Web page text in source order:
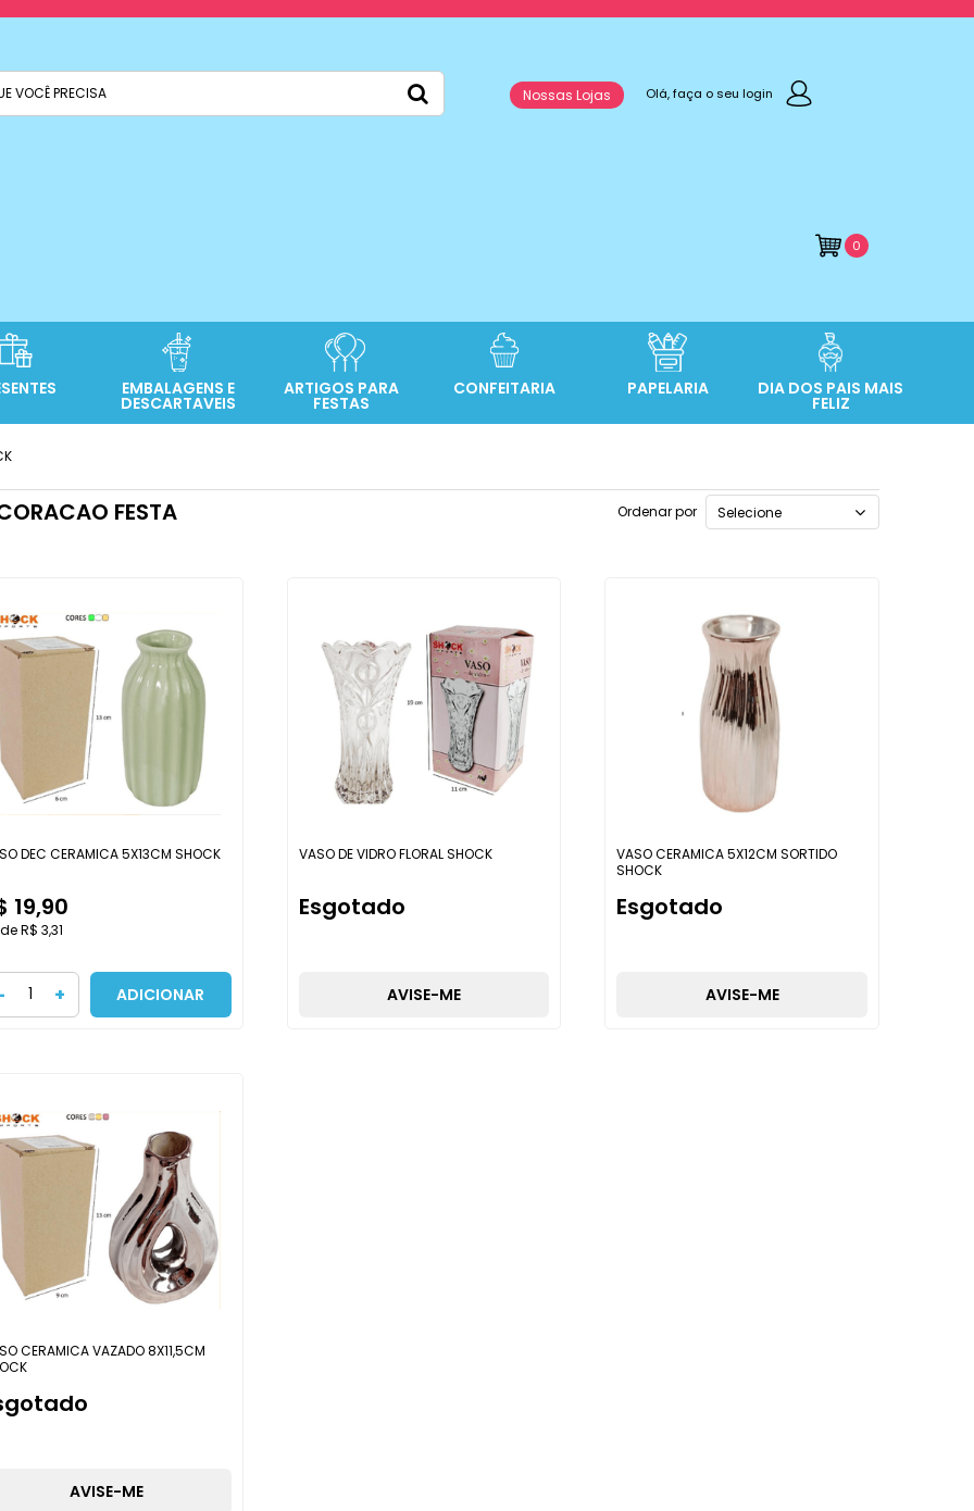
Nossas Lojas Olá, faça o seu login
0
EMBALAGENS E
DESCARTAVEIS
ARTIGOS PARA
FESTAS
CONFEITARIA PAPELARIA DIA DOS PAIS MAIS
FELIZ
FESTA Ordenar por Selecione
DEC CERAMICA 5X13CM SHOCK
19,90
R$ 3,31
+ ADICIONAR
VASO DE VIDRO FLORAL SHOCK
Esgotado
AVISE-ME
VASO CERAMICA 5X12CM SORTIDO
SHOCK
Esgotado
AVISE-ME
CERAMICA VAZADO 8X11,5CM
AVISE-ME